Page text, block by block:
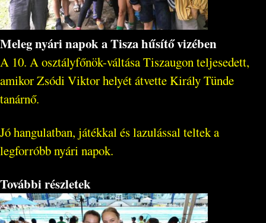
Meleg nyári napok a Tisza hűsítő vizében
A 10. A osztályfőnök-váltása Tiszaugon teljesedett,
amikor Zsódi Viktor helyét átvette Király Tünde
tanárnő.
Jó hangulatban, játékkal és lazulással teltek a
legforróbb nyári napok.
További részletek